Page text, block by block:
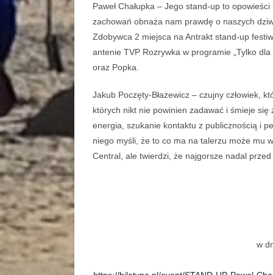
Paweł Chałupka – Jego stand-up to
zachowań obnaża nam prawdę o naszych
Zdobywca 2 miejsca na Antrakt stand-up
antenie TVP Rozrywka w programie „Tylko
oraz Popka.
Jakub Poczęty-Błażewicz – czujny człowiek,
których nikt nie powinien zadawać i śmieje się
energia, szukanie kontaktu z publicznością i
niego myśli, że to co ma na talerzu może mu
Central, ale twierdzi, że najgorsze nadal
w